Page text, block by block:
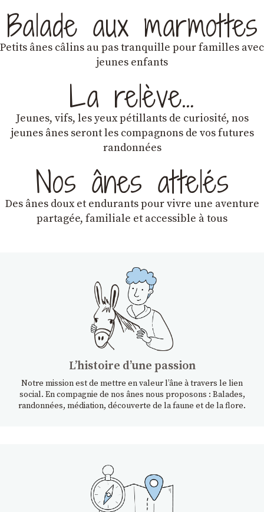
Balade aux marmottes
Petits ânes câlins au pas tranquille pour familles avec
jeunes enfants
La relève…
Jeunes, vifs, les yeux pétillants de curiosité, nos
jeunes ânes seront les compagnons de vos futures
randonnées
Nos ânes attelés
Des ânes doux et endurantspour vivre une aventure
partagée, familiale et accessible à tous
Lʼhistoire dʼune passion
Notre mission est de mettre en valeur l’âne à travers le lien
social. En compagnie de nos ânes nous proposons : Balades,
randonnées, médiation, découverte de la faune et de la flore.